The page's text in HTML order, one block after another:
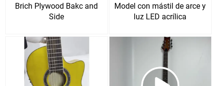
Brich Plywood Bakc and
Side
Model con mástil de arce y
luz LED acrílica